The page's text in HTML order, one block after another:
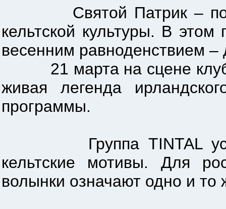
Святой Патрик –
кельтской культуры. В
весенним равноденствием
21 марта на сцене клуба
живая легенда
программы.
Группа TINTAL
кельтские мотивы. Для
волынки означают одно и то